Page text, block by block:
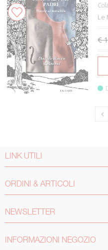
Le
€
LINK UTILI
ORDINI & ARTICOLI
NEWSLETTER
INFORMAZIONI NEGOZIO